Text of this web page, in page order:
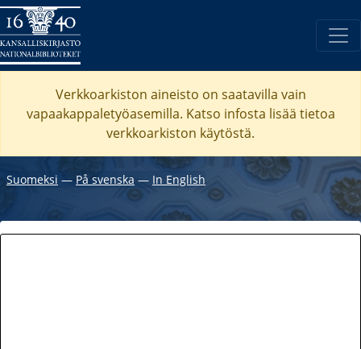
Verkkoarkiston aineisto on saatavilla vain
vapaakappaletyöasemilla. Katso infosta lisää tietoa
verkkoarkiston käytöstä.
Suomeksi ― På svenska ― In English